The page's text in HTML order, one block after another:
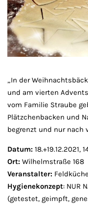
„In der
und am vierten
vom Familie Straube
Plätzchenbacken und
begrenzt und nur nach
Datum: 18.+19.12.2021,
Ort: Wilhelmstraße 168
Veranstalter:
Hygienekonzept: NUR
(getestet, geimpft,